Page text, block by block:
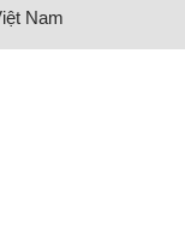
Nam